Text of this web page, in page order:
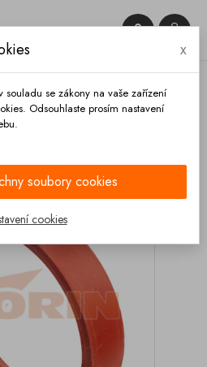


x
se zákony na vaše zařízení
Odsouhlaste prosím nastavení
soubory cookies
cookies